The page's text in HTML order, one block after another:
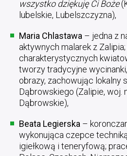
wszystko dziękuję Ci Boże
lubelskie, Lubelszczyzna),
Maria Chlastawa – jedna z
aktywnych malarek z
charakterystycznych
tworzy tradycyjne
obrazy, zachowując lokalny
Dąbrowskiego (Zalipie, woj.
Dąbrowskie),
Beata Legierska –
wykonująca czepce
igiełkową i teneryfową;